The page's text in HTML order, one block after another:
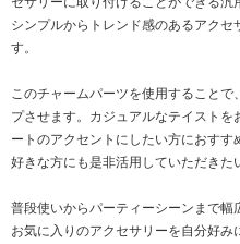
シンプルからトレンド感のあるアク
す。
このチャームパーツを使用すること
プさせます。カジュアルなテイスト
ートのアクセントにしたい方におす
好きな方にも是非活用していただきた
普段使いからパーティーシーンまで幅
お気に入りのアクセサリーを自分好